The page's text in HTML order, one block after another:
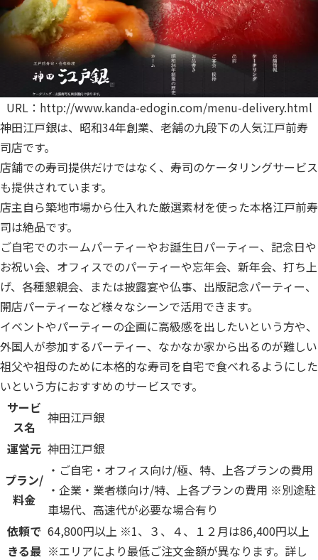
URL： http://www.kanda-edogin.com/menu-delivery.html
神田江戸銀は、昭和34年創業、老舗の九段下の人気江戸前寿
司店です。
店舗での寿司提供だけではなく、寿司のケータリングサービス
も提供されています。
店主自ら築地市場から仕入れた厳選素材を使った本格江戸前寿
司は絶品です。
ご自宅でのホームパーティーやお誕生日パーティー、記念日や
お祝い会、オフィスでのパーティーや忘年会、新年会、打ち上
げ、各種懇親会、または披露宴や仏事、出版記念パーティー、
開店パーティーなど様々なシーンで活用できます。
イベントやパーティーの企画に高級感を出したいという方や、
外国人が参加するパーティー、なかなか家から出るのが難しい
祖父や祖母のために本格的な寿司を自宅で食べれるようにした
いという方におすすめのサービスです。
サービ
ス名
神田江戸銀
運営元 神田江戸銀
プラン/
料金
・ご自宅・オフィス向け/極、特、上各プランの費用
・企業・業者様向け/特、上各プランの費用 ※別途駐
車場代、高速代が必要な場合有り
依頼で
きる最
64,800円以上 ※1、３、４、１２月は86,400円以上
※エリアにより最低ご注文金額が異なります。詳し